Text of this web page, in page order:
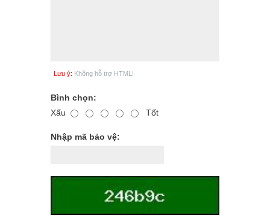
Lưu ý: Không hỗ trợ HTML!
Bình chọn:
Xấu
Tốt
Nhập mã bảo vệ: